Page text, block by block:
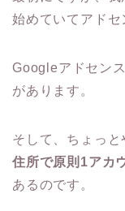
始めていてアドセ
Googleアドセン
があります。
そして、ちょっ
住所で原則1アカ
あるのです。